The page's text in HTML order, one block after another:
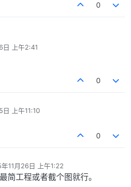
0
日 上午2:41
0
日 上午11:10
0
11月26日 上午1:22
简工程或者截个图就行。